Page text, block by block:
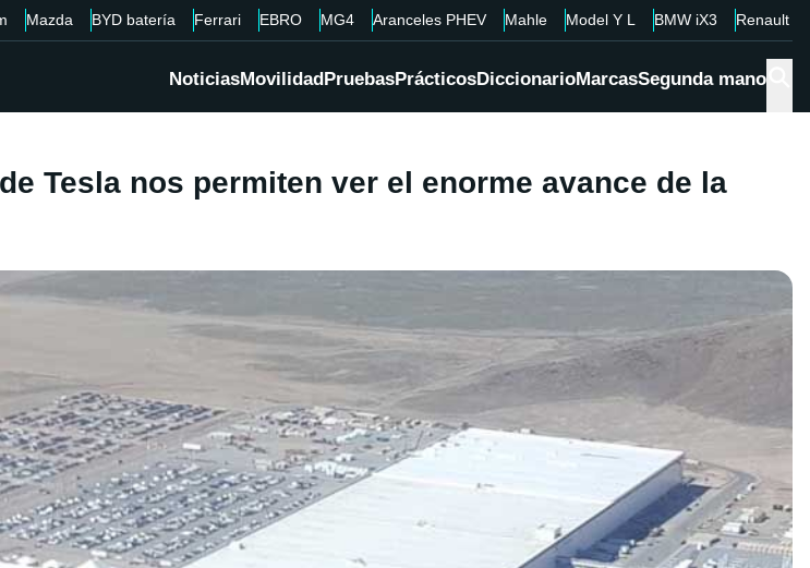
Mazda BYD batería Ferrari EBRO MG4 Aranceles PHEV Mahle Model Y L BMW iX3 Renault
NoticiasMovilidadPruebasPrácticosDiccionarioMarcasSegunda mano
Tesla nos permiten ver el enorme avance de la